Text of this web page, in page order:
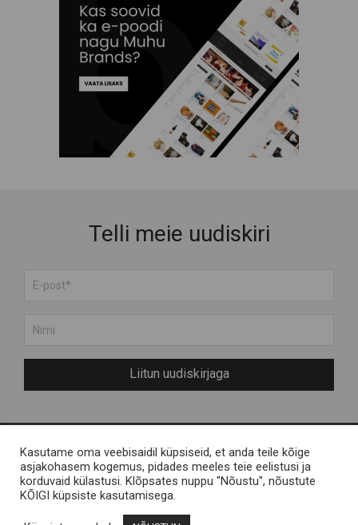
Telli meie uudiskiri
Liitun uudiskirjaga
Meist
Muhu saarest
Engelvels OÜ
Reg nr 11287246 / Liiva,
Kasutame oma veebisaidil küpsiseid, et anda teile kõige
asjakohasem kogemus, pidades meeles teie eelistusi ja
korduvaid külastusi. Klõpsates nuppu "Nõustu", nõustute
KÕIGI küpsiste kasutamisega.